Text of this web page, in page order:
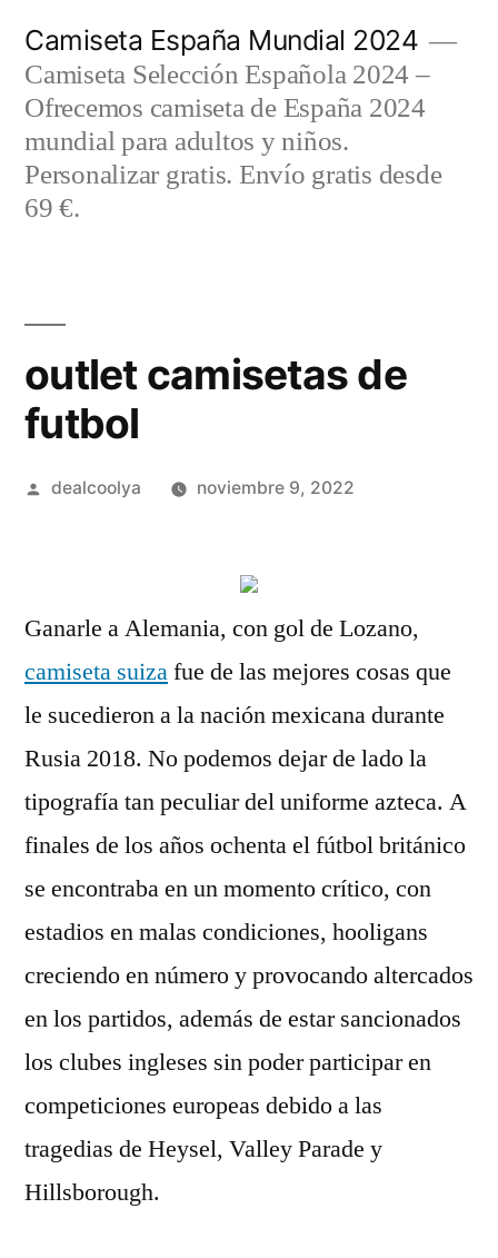
contenido
Camiseta España Mundial 2024
Camiseta Selección Española 2024 –
Ofrecemos camiseta de España 2024
mundial para adultos y niños.
Personalizar gratis. Envío gratis desde
69 €.
outlet camisetas de
futbol
Publicado
dealcoolya noviembre 9, 2022
Ganarle a Alemania, con gol de Lozano,
camiseta suizafue de las mejores cosas que
le sucedieron a la nación mexicana durante
Rusia 2018. No podemos dejar de lado la
tipografía tan peculiar del uniforme azteca. A
finales de los años ochenta el fútbol británico
se encontraba en un momento crítico, con
estadios en malas condiciones, hooligans
creciendo en número y provocando altercados
en los partidos, además de estar sancionados
los clubes ingleses sin poder participar en
competiciones europeas debido a las
tragedias de Heysel, Valley Parade y
Hillsborough.